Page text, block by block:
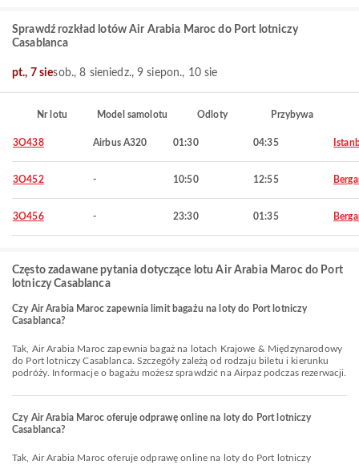
Sprawdź rozkład lotów Air Arabia Maroc do Port lotniczy
Casablanca
pt., 7 siesob., 8 sieniedz., 9 siepon., 10 sie
Nr lotu Model samolotu Odloty Przybywa
3O438 Airbus A320 01:30 04:35
3O452 - 10:50 12:55
3O456 - 23:30 01:35
Często zadawane pytania dotyczące lotu Air Arabia Maroc do Port
lotniczy Casablanca
Czy Air Arabia Maroc zapewnia limit bagażu na loty do Port lotniczy
Casablanca?
Tak, Air Arabia Maroc zapewnia bagaż na lotach Krajowe & Międzynarodowy
do Port lotniczy Casablanca. Szczegóły zależą od rodzaju biletu i kierunku
podróży. Informacje o bagażu możesz sprawdzić na Airpaz podczas rezerwacji.
Czy Air Arabia Maroc oferuje odprawę online na loty do Port lotniczy
Casablanca?
Tak, Air Arabia Maroc oferuje odprawę online na loty do Port lotniczy